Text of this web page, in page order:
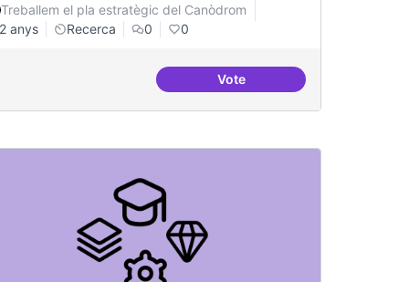
Treballem el pla estratègic del Canòdrom
2 anys
Recerca 0 0
VoteBeques de recerca per